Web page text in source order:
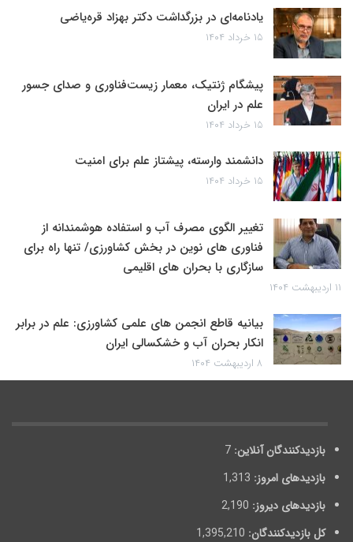
یادنامه‌ای در بزرگداشت دکتر بهزاد قره‌یاضی
۱۵ خرداد ۱۴۰۴
پیشگام ژنتیک، معمار زیست‌فناوری و صدای جسور
علم در ایران
۱۵ خرداد ۱۴۰۴
دانشمند وارسته، پیشتاز علم برای امنیت
۱۵ خرداد ۱۴۰۴
تغییر الگوی مصرف آب و استفاده هوشمندانه از
فناوری های نوین در بخش کشاورزی/ تنها راه برای
سازگاری با بحران های اقلیمی
۱۱ اردیبهشت ۱۴۰۴
بیانیه قاطع انجمن های علمی کشاورزی: علم در برابر
انکار بحران آب و خشکسالی ایران
۸ اردیبهشت ۱۴۰۴
بازدیدکنندگان آنلاین: 7
بازدیدهای امروز: 1,313
بازدیدهای دیروز: 2,190
کل بازدیدکنند‌گان: 1,395,210